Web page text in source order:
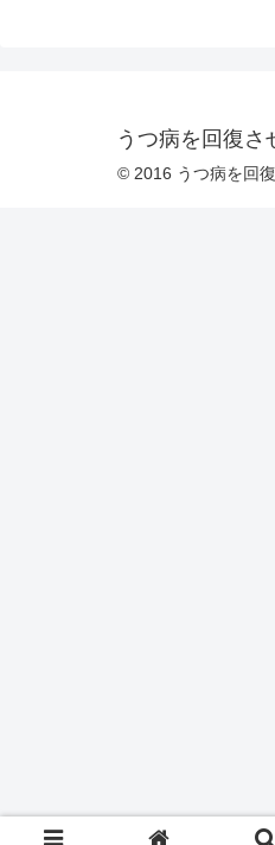
うつ病を回復さ
© 2016 うつ病を回